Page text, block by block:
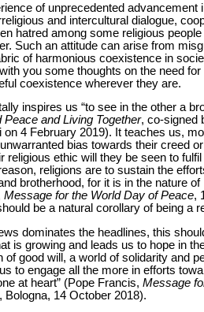
of unprecedented
and intercultural dialogue,
hatred among some religious
Such an attitude can arise from
of harmonious coexistence in
you some thoughts on the need
coexistence wherever they are.
inspires us “to see in the other a
and Living Together, co-signed
on 4 February 2019). It teaches us,
bias towards their creed
religious ethic will they be seen to
religions are to sustain the
brotherhood, for it is in the nature
Message for the World Day of Peace,
be a natural corollary of being a
dominates the headlines, this
is growing and leads us to hope in
of good will, a world of solidarity and
to engage all the more in efforts
at heart” (Pope Francis, Message
Bologna, 14 October 2018).